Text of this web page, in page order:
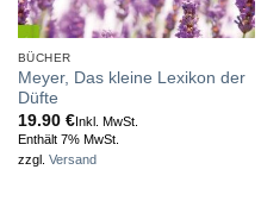
BÜCHER
Meyer, Das kleine Lexikon der
Düfte
19.90 €Inkl. MwSt.
Enthält 7% MwSt.
zzgl. Versand